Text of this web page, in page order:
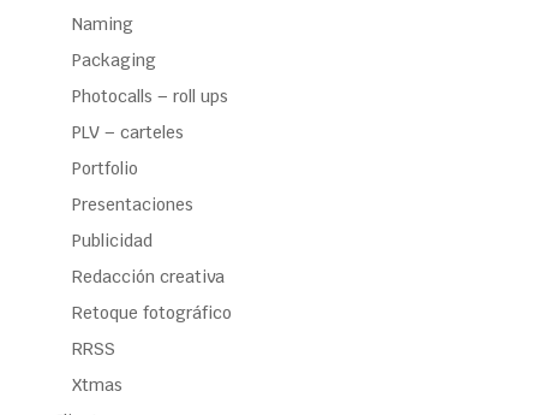
Naming
Packaging
Photocalls – roll ups
PLV – carteles
Portfolio
Presentaciones
Publicidad
Redacción creativa
Retoque fotográfico
RRSS
Xtmas